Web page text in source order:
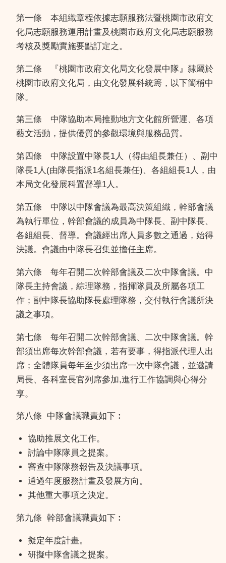
第一條 本組織章程依據志願服務法暨桃園市政府文
化局志願服務運用計畫及桃園市政府文化局志願服務
考核及獎勵實施要點訂定之。
第二條 『桃園市政府文化局文化發展中隊』隸屬於
桃園市政府文化局，由文化發展科統籌，以下簡稱中
隊。
第三條 中隊協助本局推動地方文化館所營運、各項
藝文活動，提供優質的參觀環境與服務品質。
第四條 中隊設置中隊長1人（得由組長兼任）、副中
隊長1人(由隊長指派1名組長兼任)、各組組長1人，由
本局文化發展科置督導1人。
第五條 中隊以中隊會議為最高決策組織，幹部會議
為執行單位，幹部會議的成員為中隊長、副中隊長、
各組組長、督導。會議經出席人員多數之通過，始得
決議。會議由中隊長召集並擔任主席。
第六條 每年召開二次幹部會議及二次中隊會議。中
隊長主持會議，綜理隊務，指揮隊員及所屬各項工
作；副中隊長協助隊長處理隊務，交付執行會議所決
議之事項。
第七條 每年召開二次幹部會議、二次中隊會議。幹
部須出席每次幹部會議，若有要事，得指派代理人出
席；全體隊員每年至少須出席一次中隊會議，並邀請
局長、各科室長官列席參加,進行工作協調與心得分
享。
第八條 中隊會議職責如下︰
協助推展文化工作。
討論中隊隊員之提案。
審查中隊隊務報告及決議事項。
通過年度服務計畫及發展方向。
其他重大事項之決定。
第九條 幹部會議職責如下︰
擬定年度計畫。
研擬中隊會議之提案。